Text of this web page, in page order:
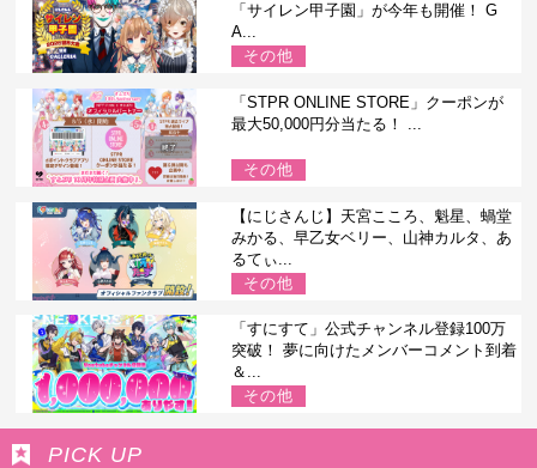
「サイレン甲子園」が今年も開催！ G
A...
その他
「STPR ONLINE STORE」クーポンが
最大50,000円分当たる！ ...
その他
【にじさんじ】天宮こころ、魁星、蝸堂
みかる、早乙女ベリー、山神カルタ、あ
るてぃ...
その他
「すにすて」公式チャンネル登録100万
突破！ 夢に向けたメンバーコメント到着
＆...
その他
PICK UP